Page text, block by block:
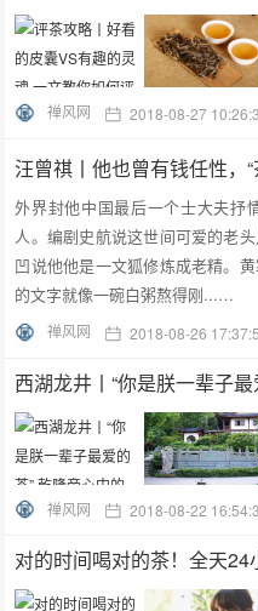
禅风网 2018-08-27
汪曾祺丨他也曾有钱任性，
外界封他中国最后一个士大夫抒
人。编剧史航说这世间可爱的老
凹说他他是一文狐修炼成老精。
的文字就像一碗白粥熬得刚...…
禅风网 2018-08-26
西湖龙井丨“你是朕一辈子
禅风网 2018-08-22
对的时间喝对的茶！全天24